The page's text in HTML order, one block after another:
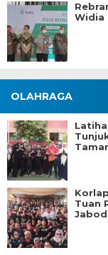
Widia
OLAHRAGA
Tuan